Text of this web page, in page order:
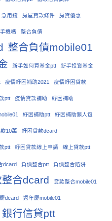
急用錢 房屋貸款條件 房貸優惠
機嗎 整合負債
整合負債mobile01
新手如何買基金ptt 新手投資基金
疫情紓困補助2021 疫情紓困貸款
ptt 疫情貸款補助 紓困補助
紓困補助ptt 紓困補助懶人包
10萬 紓困貸款dcard
ptt 紓困貸款線上申請 線上貸款ptt
dcard 負債整合ptt 負債整合陷阱
整合dcard 貸款整合mobile01
dcard 週年慶mobile01
銀行信貸ptt